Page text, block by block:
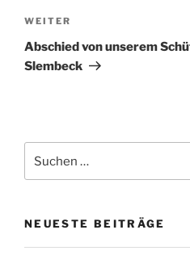
Nächster
Beitrag
WEITER
Abschied von unserem
Slembeck
nach:
NEUESTE BEITRÄGE